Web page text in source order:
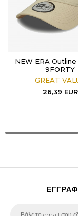
NEW ERA
9FORTY
GREAT
26,39 EUR